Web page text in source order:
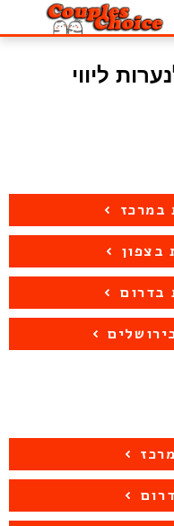
ליווי
במרכז
בצפון
בדרום